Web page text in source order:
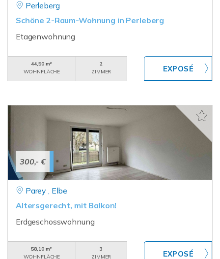
Perleberg
Schöne 2-Raum-Wohnung in Perleberg
Etagenwohnung
44,50 m²
WOHNFLÄCHE
2
ZIMMER
300,- €
Parey , Elbe
Altersgerecht, mit Balkon!
Erdgeschosswohnung
58,10 m²
WOHNFLÄCHE
3
ZIMMER